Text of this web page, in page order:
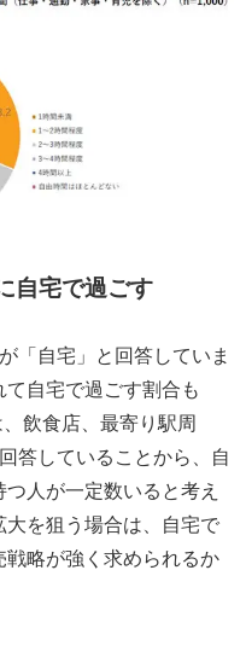
自宅で過ごす
「自宅」と回答していま
自宅で過ごす割合も
飲食店、最寄り駅周
答していることから、自
人が一定数いると考え
大を狙う場合は、自宅で
略が強く求められるか